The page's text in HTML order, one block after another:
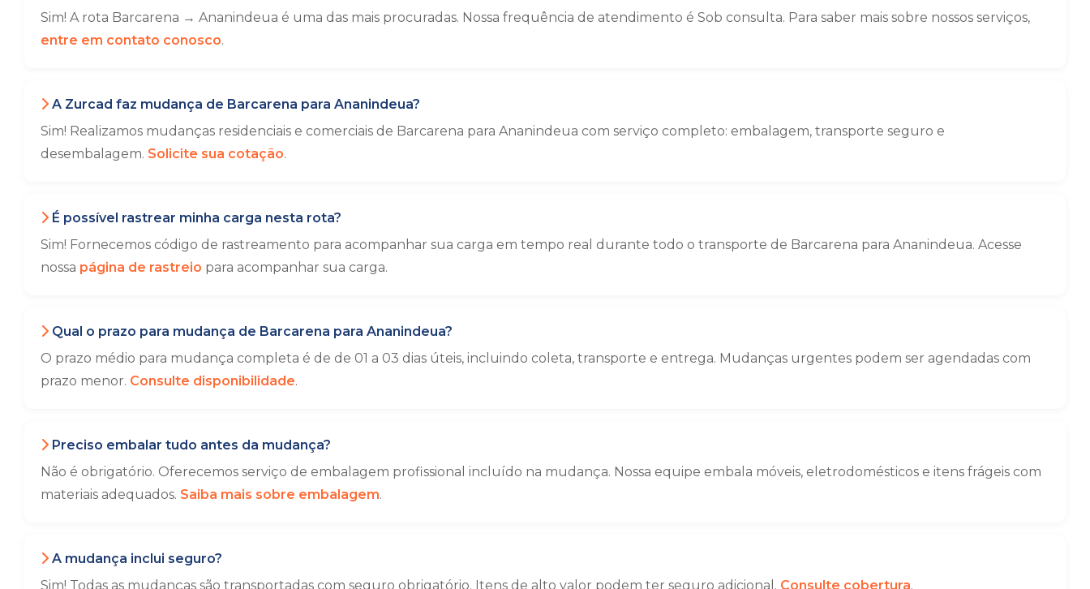
Sim! A rota Barcarena → Ananindeua é uma das mais procuradas. Nossa frequência de atendimento é Sob consulta. Para saber mais sobre nossos serviços,
entre em contato conosco.
A Zurcad faz mudança de Barcarena para Ananindeua?
Sim! Realizamos mudanças residenciais e comerciais de Barcarena para Ananindeua com serviço completo: embalagem, transporte seguro e
desembalagem. Solicite sua cotação.
É possível rastrear minha carga nesta rota?
Sim! Fornecemos código de rastreamento para acompanhar sua carga em tempo real durante todo o transporte de Barcarena para Ananindeua. Acesse
nossa página de rastreio para acompanhar sua carga.
Qual o prazo para mudança de Barcarena para Ananindeua?
O prazo médio para mudança completa é de de 01 a 03 dias úteis, incluindo coleta, transporte e entrega. Mudanças urgentes podem ser agendadas com
prazo menor. Consulte disponibilidade.
Preciso embalar tudo antes da mudança?
Não é obrigatório. Oferecemos serviço de embalagem profissional incluído na mudança. Nossa equipe embala móveis, eletrodomésticos e itens frágeis com
materiais adequados. Saiba mais sobre embalagem.
A mudança inclui seguro?
Sim! Todas as mudanças são transportadas com seguro obrigatório. Itens de alto valor podem ter seguro adicional. Consulte cobertura.